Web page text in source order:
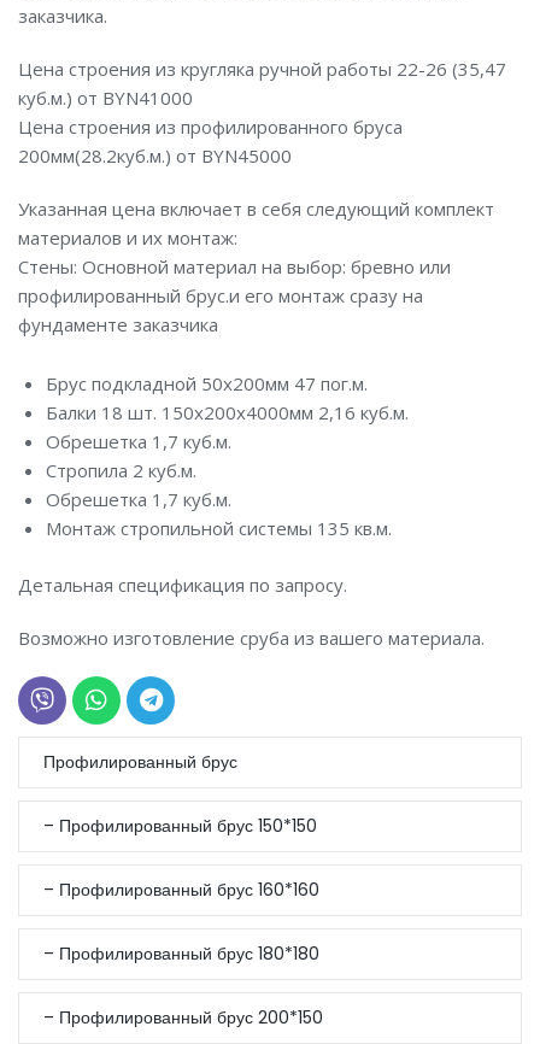
Профилированный брус
– Профилированный брус 150*150
– Профилированный брус 160*160
– Профилированный брус 180*180
– Профилированный брус 200*150
заказчика.
Цена строения из кругляка ручной работы 22-26 (35,47
куб.м.) от BYN41000
Цена строения из профилированного бруса
200мм(28.2куб.м.) от BYN45000
Указанная цена включает в себя следующий комплект
материалов и их монтаж:
Стены: Основной материал на выбор: бревно или
профилированный брус.и его монтаж сразу на
фундаменте заказчика
Брус подкладной 50х200мм 47 пог.м.
Балки 18 шт. 150х200х4000мм 2,16 куб.м.
Обрешетка 1,7 куб.м.
Стропила 2 куб.м.
Обрешетка 1,7 куб.м.
Монтаж стропильной системы 135 кв.м.
Детальная спецификация по запросу.
Возможно изготовление сруба из вашего материала.
ЗАКАЗАТЬ ЗВОНОК
Ваше имя